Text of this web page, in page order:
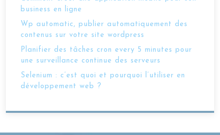
business en ligne
Wp automatic, publier automatiquement des
contenus sur votre site wordpress
Planifier des tâches cron every 5 minutes pour
une surveillance continue des serveurs
Selenium : c’est quoi et pourquoi l’utiliser en
développement web ?